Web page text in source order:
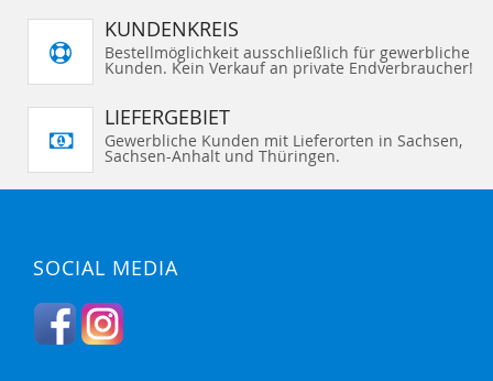
KUNDENKREIS
Bestellmöglichkeit ausschließlich für gewerbliche
Kunden. Kein Verkauf an private Endverbraucher!
LIEFERGEBIET
Gewerbliche Kunden mit Lieferorten in Sachsen,
Sachsen-Anhalt und Thüringen.
SOCIAL MEDIA